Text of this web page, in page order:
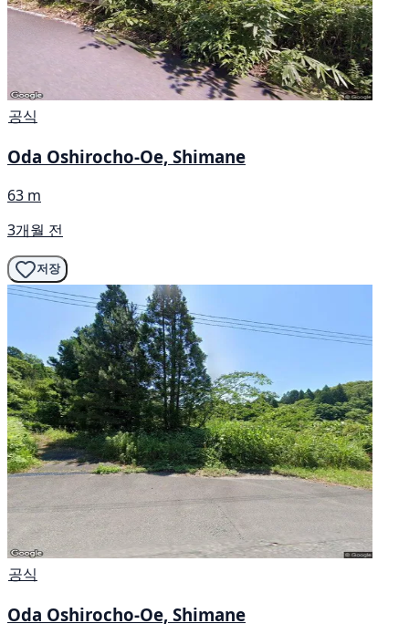
공식
Oda Oshirocho-Oe, Shimane
63 m
3개월 전
저장
공식
Oda Oshirocho-Oe, Shimane